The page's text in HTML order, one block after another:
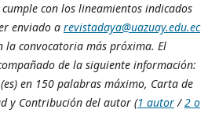
con los lineamientos indicados
enviado a revistadaya@uazuay.edu.ec
la convocatoria más próxima. El
de la siguiente información:
en 150 palabras máximo, Carta de
y Contribución del autor (1 autor/2 o